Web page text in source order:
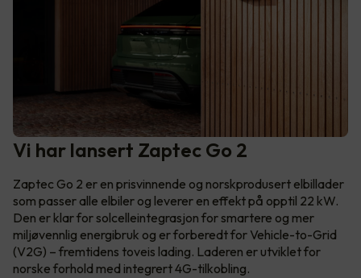
Vi har lansert Zaptec Go 2
Zaptec Go 2 er en prisvinnende og norskprodusert elbillader
som passer alle elbiler og leverer en effekt på opptil 22 kW.
Den er klar for solcelleintegrasjon for smartere og mer
miljøvennlig energibruk og er forberedt for Vehicle-to-Grid
(V2G) – fremtidens toveis lading. Laderen er utviklet for
norske forhold med integrert 4G-tilkobling.